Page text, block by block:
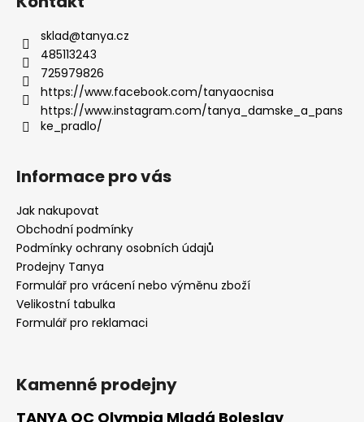
sklad@tanya.cz
485113243
725979826
https://www.facebook.com/tanyaocnisa
https://www.instagram.com/tanya_damske_a_pans
ke_pradlo/
Informace pro vás
Jak nakupovat
Obchodní podmínky
Podmínky ochrany osobních údajů
Prodejny Tanya
Formulář pro vrácení nebo výměnu zboží
Velikostní tabulka
Formulář pro reklamaci
Kamenné prodejny
TANYA OC Olympia Mladá Boleslav